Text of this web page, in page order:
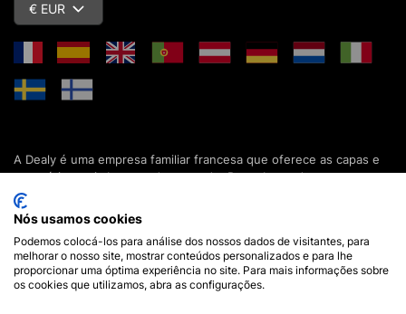
€ EUR
A Dealy é uma empresa familiar francesa que oferece as capas e
acessórios mais baratos do mercado. Descubra todas as nossas
colecções de capas, estojos, protecções de ecrã e acessórios
para o seu smartphone, tablet, computador ou relógio conectado.
Desde 2012, apresentamos novidades todos os dias para lhe
oferecer ainda mais opções de escolha. Mais de 600.000 clientes
em França e em todo o mundo já confiam na Dealy. Se tiver
alguma pergunta, a nossa equipa está disponível 7 dias por
Nós usamos cookies
Podemos colocá-los para análise dos nossos dados de visitantes, para
melhorar o nosso site, mostrar conteúdos personalizados e para lhe
proporcionar uma óptima experiência no site. Para mais informações sobre
os cookies que utilizamos, abra as configurações.